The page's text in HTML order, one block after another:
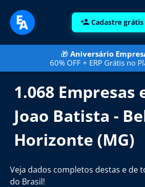
Cadastre grátis
🎁 Aniversário
60% OFF + ERP Grátis no
1.068 Empresas
Joao Batista -
Horizonte (MG)
Veja dados completos destas e de
do Brasil!